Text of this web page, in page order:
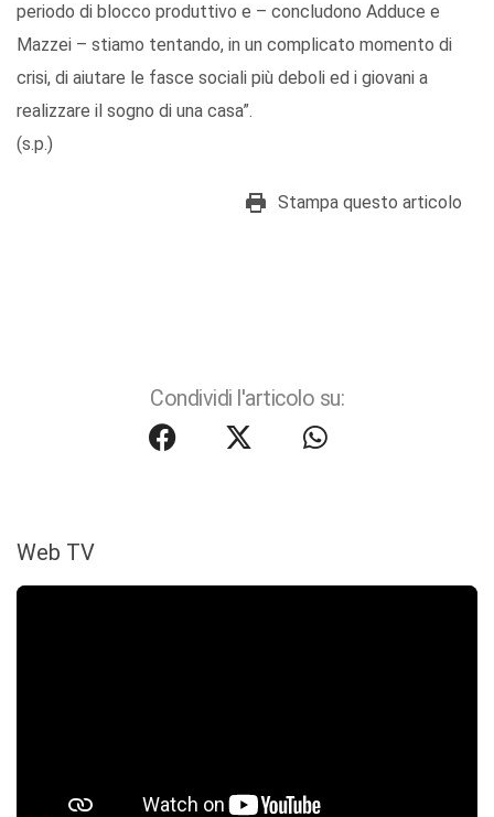
periodo di blocco produttivo e – concludono Adduce e
Mazzei – stiamo tentando, in un complicato momento di
crisi, di aiutare le fasce sociali più deboli ed i giovani a
realizzare il sogno di una casa”.
(s.p.)
Stampa questo articolo
Condividi l'articolo su:
Web TV